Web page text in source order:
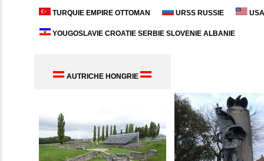
TURQUIE EMPIRE OTTOMAN URSS RUSSIE
YOUGOSLAVIE CROATIE SERBIE SLOVENIE ALBANIE
AUTRICHE HONGRIE